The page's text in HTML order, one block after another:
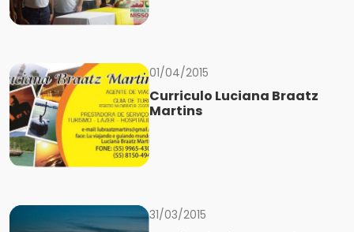
01/04/2015
Curriculo Luciana Braatz
Martins
31/03/2015